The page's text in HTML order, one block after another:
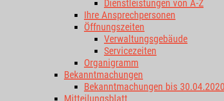
Dienstleistungen von A-Z
Ihre Ansprechpersonen
Öffnungszeiten
Verwaltungsgebäude
Servicezeiten
Organigramm
Bekanntmachungen
Bekanntmachungen bis
Mitteilungsblatt